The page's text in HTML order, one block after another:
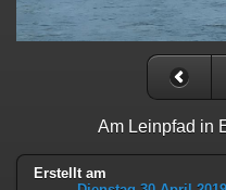
Am Leinpfad in
Erstellt am